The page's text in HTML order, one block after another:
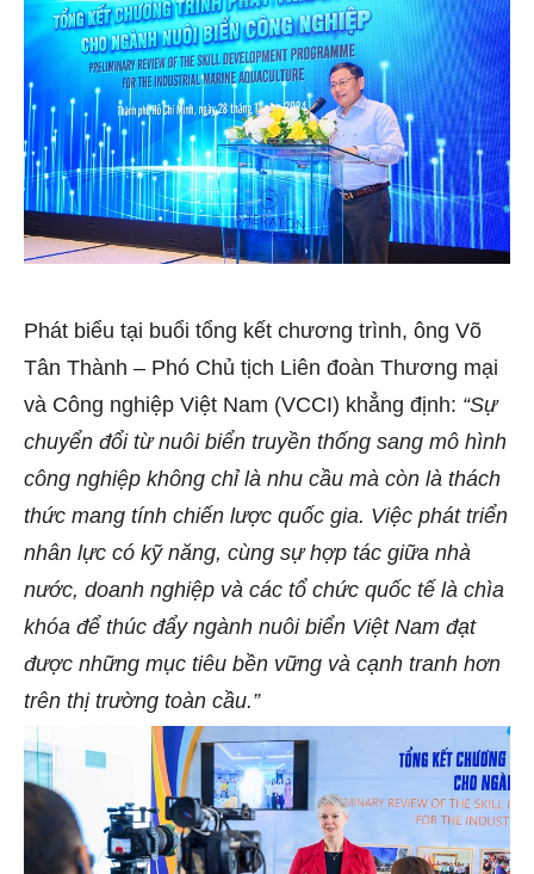
Phát biểu tại buổi tổng kết chương trình, ông Võ
Tân Thành – Phó Chủ tịch Liên đoàn Thương mại
và Công nghiệp Việt Nam (VCCI) khẳng định: “Sự
chuyển đổi từ nuôi biển truyền thống sang mô hình
công nghiệp không chỉ là nhu cầu mà còn là thách
thức mang tính chiến lược quốc gia. Việc phát triển
nhân lực có kỹ năng, cùng sự hợp tác giữa nhà
nước, doanh nghiệp và các tổ chức quốc tế là chìa
khóa để thúc đẩy ngành nuôi biển Việt Nam đạt
được những mục tiêu bền vững và cạnh tranh hơn
trên thị trường toàn cầu.”